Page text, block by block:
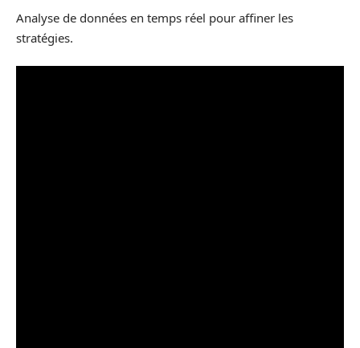
Analyse de données en temps réel pour affiner les
stratégies.